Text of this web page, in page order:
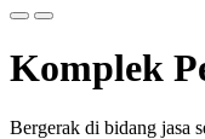
Komplek
Bergerak di bidang jasa